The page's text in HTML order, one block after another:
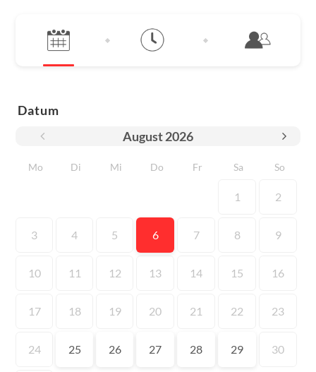
Datum
August2026
Mo Di Mi Do Fr Sa So
1 2
3 4 5 6 7 8 9
10 11 12 13 14 15 16
17 18 19 20 21 22 23
24 25 26 27 28 29 30